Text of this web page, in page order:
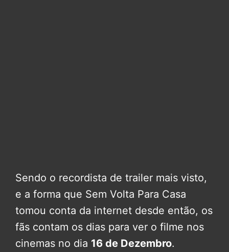
Sendo o recordista de trailer mais visto,
e a forma que Sem Volta Para Casa
tomou conta da internet desde então, os
fãs contam os dias para ver o filme nos
cinemas no dia 16 de Dezembro.